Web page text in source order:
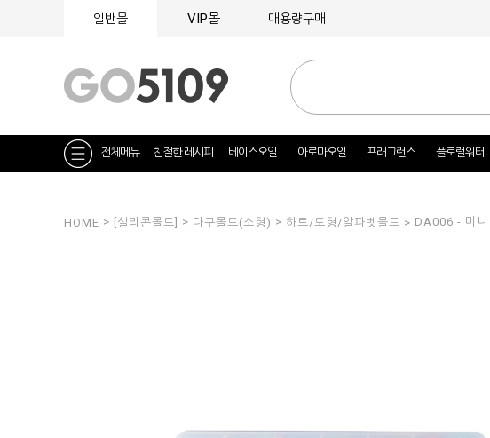
일반몰 VIP몰 대용량구매
전체메뉴 친절한 레시피 베이스오일 아로마오일 프래그런스 플로럴워터
HOME > [실리콘몰드] > 다구몰드(소형) > 하트/도형/알파벳몰드 > DA006 - 미니